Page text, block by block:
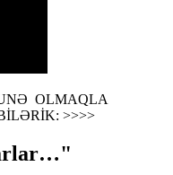
OLMAQLA
>>>>